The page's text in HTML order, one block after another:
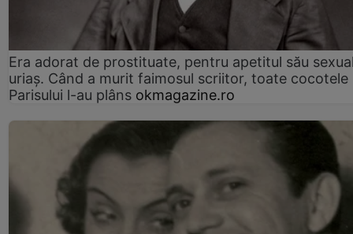
Era adorat de prostituate, pentru apetitul său
uriaș. Când a murit faimosul scriitor, toate cocotele
Parisului l-au plâns okmagazine.ro